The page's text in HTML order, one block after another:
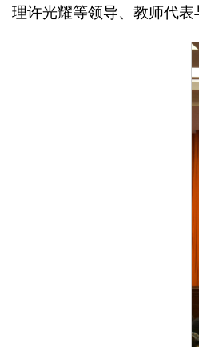
理许光耀等领导、教师代表